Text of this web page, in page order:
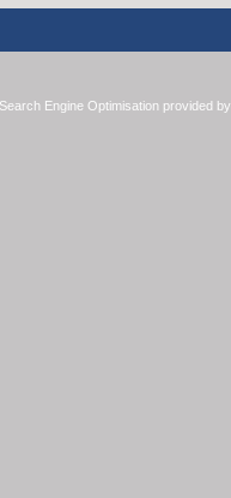
Search Engine Optimisation provided by